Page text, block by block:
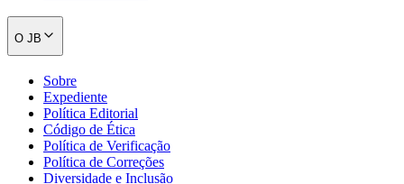
O JB
Sobre
Expediente
Política Editorial
Código de Ética
Política de Verificação
Política de Correções
Diversidade e Inclusão